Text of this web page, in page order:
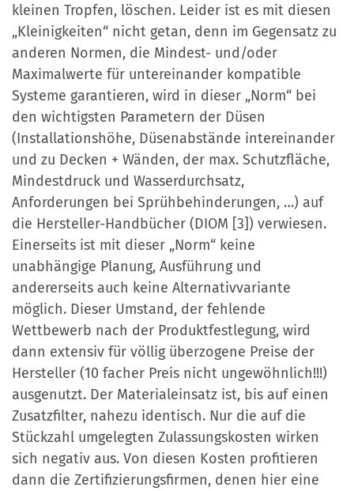
kleinen Tropfen, löschen. Leider ist es mit diesen
„Kleinigkeiten“ nicht getan, denn im Gegensatz zu
anderen Normen, die Mindest- und/oder
Maximalwerte für untereinander kompatible
Systeme garantieren, wird in dieser „Norm“ bei
den wichtigsten Parametern der Düsen
(Installationshöhe, Düsenabstände intereinander
und zu Decken + Wänden, der max. Schutzfläche,
Mindestdruck und Wasserdurchsatz,
Anforderungen bei Sprühbehinderungen, …) auf
die Hersteller-Handbücher (DIOM [3]) verwiesen.
Einerseits ist mit dieser „Norm“ keine
unabhängige Planung, Ausführung und
andererseits auch keine Alternativvariante
möglich. Dieser Umstand, der fehlende
Wettbewerb nach der Produktfestlegung, wird
dann extensiv für völlig überzogene Preise der
Hersteller (10 facher Preis nicht ungewöhnlich!!!)
ausgenutzt. Der Materialeinsatz ist, bis auf einen
Zusatzfilter, nahezu identisch. Nur die auf die
Stückzahl umgelegten Zulassungskosten wirken
sich negativ aus. Von diesen Kosten profitieren
dann die Zertifizierungsfirmen, denen hier eine